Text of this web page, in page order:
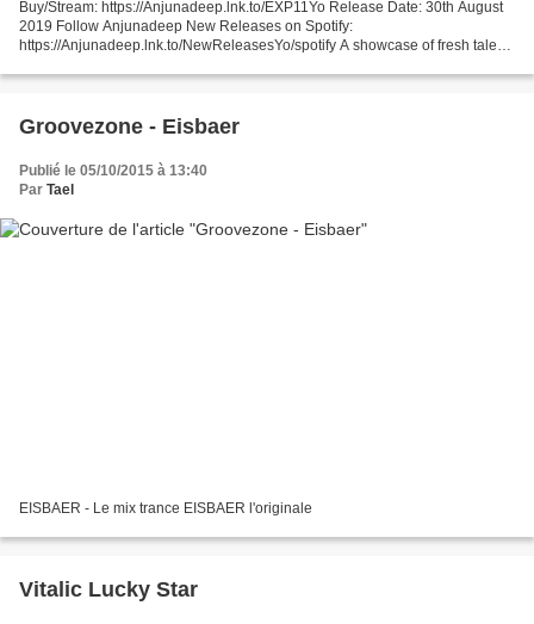
Buy/Stream: https://Anjunadeep.lnk.to/EXP11Yo Release Date: 30th August
2019 Follow Anjunadeep New Releases on Spotify:
https://Anjunadeep.lnk.to/NewReleasesYo/spotify A showcase of fresh talent
Groovezone - Eisbaer
Publié le 05/10/2015 à 13:40
Par Tael
EISBAER - Le mix trance EISBAER l'originale
Vitalic Lucky Star